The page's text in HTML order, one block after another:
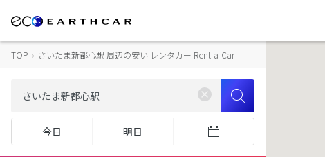
TOP › さいたま新都心駅 周辺の安い レンタカー Rent-a-Car
今日 明日